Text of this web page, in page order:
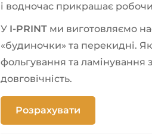
і водночас прикрашає
У I-PRINT ми виготовляємо
«будиночки» та перекидні.
фольгування та ламінування
довговічність.
Розрахувати